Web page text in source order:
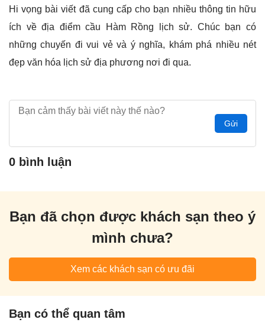
Hi vọng bài viết đã cung cấp cho bạn nhiều thông tin hữu
ích về địa điểm cầu Hàm Rồng lịch sử. Chúc bạn có
những chuyến đi vui vẻ và ý nghĩa, khám phá nhiều nét
đẹp văn hóa lịch sử địa phương nơi đi qua.
Gửi
0 bình luận
Bạn đã chọn được khách sạn theo ý
mình chưa?
Xem các khách sạn có ưu đãi
Bạn có thể quan tâm